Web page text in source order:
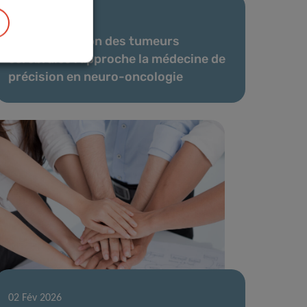
17 Mar 2026
La modélisation des tumeurs
cérébrales rapproche la médecine de
précision en neuro-oncologie
02 Fév 2026